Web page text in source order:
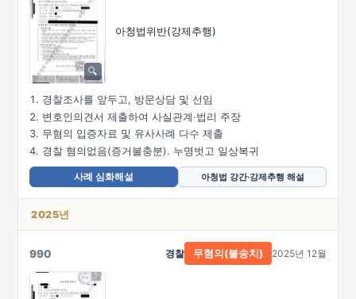
아청법위반(강제추행)
경찰조사를 앞두고, 방문상담 및 선임
변호인의견서 제출하여 사실관계·법리 주장
무혐의 입증자료 및 유사사례 다수 제출
경찰 혐의없음(증거불충분). 누명벗고 일상복귀
사례 심화해설 아청법 강간·강제추행 해설
2025년
990 경찰 무혐의(불송치) 2025년 12월